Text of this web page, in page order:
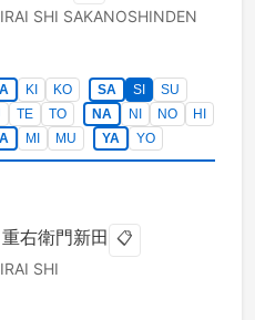
SHI SAKANOSHINDEN
KI KO SA SI
SU
TE TO NA NI NO
HI
MI MU YA YO
重右衛門新田 📋
SHI